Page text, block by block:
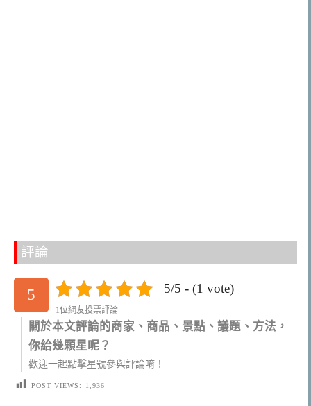
評論
5 5/5 - (1 vote)
1位網友投票評論
關於本文評論的商家、商品、景點、議題、方法，
你給幾顆星呢？
歡迎一起點擊星號參與評論唷！
POST VIEWS: 1,936